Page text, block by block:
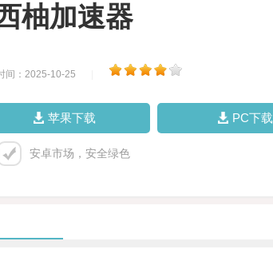
柚加速器
间：2025-10-25
苹果下载 PC下载
安卓市场，安全绿色